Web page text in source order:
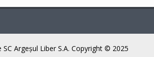
SC Argeşul Liber S.A. Copyright © 2025